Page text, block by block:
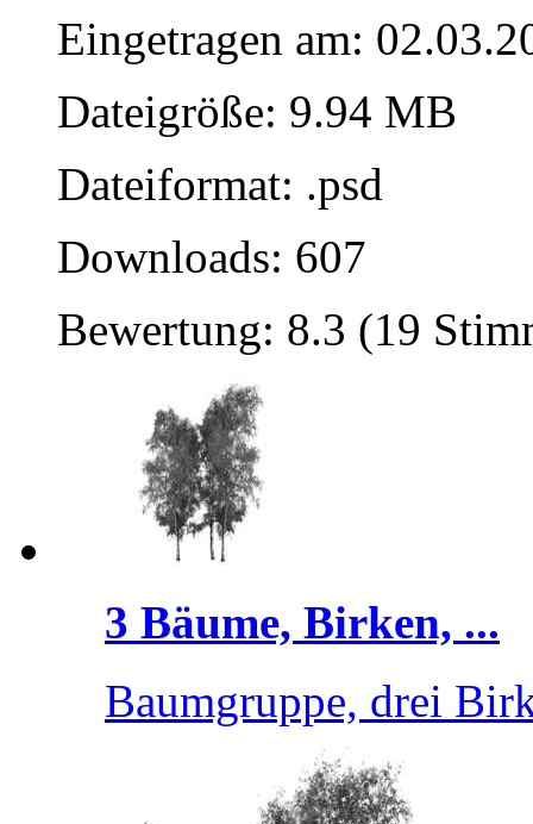
Eingetragen am:
Dateigröße: 9.94 MB
Dateiformat: .psd
Downloads: 607
Bewertung: 8.3 (19
3 Bäume, Birken, ...
Baumgruppe, drei